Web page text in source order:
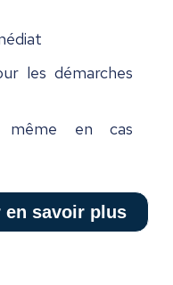
les démarches
même en cas
en savoir plus